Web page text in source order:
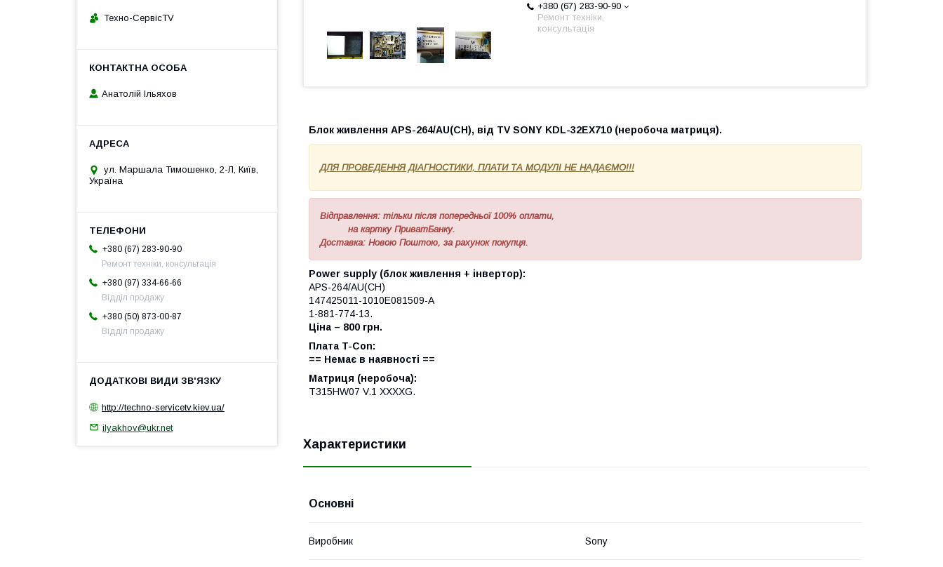
+380 (67) 283-90-90
Ремонт техніки,
консультація
Блок живлення APS-264/AU(CH), від TV SONY KDL-32EX710 (неробоча матриця).
ДЛЯ ПРОВЕДЕННЯ ДІАГНОСТИКИ, ПЛАТИ ТА МОДУЛІ НЕ НАДАЄМО!!!
Відправлення: тільки після попередньої 100% оплати,
на картку ПриватБанку.
Доставка: Новою Поштою, за рахунок покупця.
Power supply (блок живлення + інвертор):
APS-264/AU(CH)
147425011-1010E081509-A
1-881-774-13.
Ціна – 800 грн.
Плата T-Con:
== Немає в наявності ==
Матриця (неробоча):
T315HW07 V.1 XXXXG.
Характеристики
Основні
Виробник Sony
Техно-СервісTV
Анатолій Ільяхов
ул. Маршала Тимошенко, 2-Л, Київ,
Україна
+380 (67) 283-90-90
Ремонт техніки, консультація
+380 (97) 334-66-66
Відділ продажу
+380 (50) 873-00-87
Відділ продажу
http://techno-servicetv.kiev.ua/
ilyakhov@ukr.net